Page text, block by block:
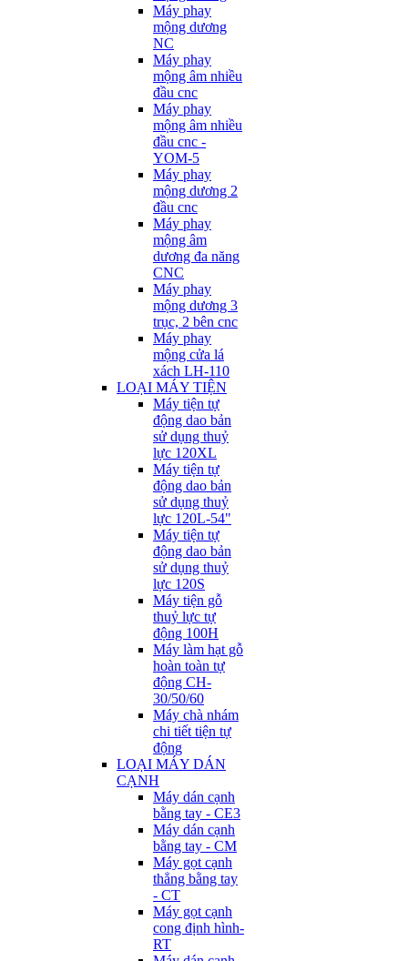
Máy phay
mộng dương
NC
Máy phay
mộng âm nhiều
đầu cnc
Máy phay
mộng âm nhiều
đầu cnc -
YOM-5
Máy phay
mộng dương 2
đầu cnc
Máy phay
mộng âm
dương đa năng
CNC
Máy phay
mộng dương 3
trục, 2 bên cnc
Máy phay
mộng cửa lá
xách LH-110
LOẠI MÁY TIỆN
Máy tiện tự
động dao bản
sử dụng thuỷ
lực 120XL
Máy tiện tự
động dao bản
sử dụng thuỷ
lực 120L-54"
Máy tiện tự
động dao bản
sử dụng thuỷ
lực 120S
Máy tiện gỗ
thuỷ lực tự
động 100H
Máy làm hạt gỗ
hoàn toàn tự
động CH-
30/50/60
Máy chà nhám
chi tiết tiện tự
động
LOẠI MÁY DÁN
CẠNH
Máy dán cạnh
bằng tay - CE3
Máy dán cạnh
bằng tay - CM
Máy gọt cạnh
thẳng bằng tay
- CT
Máy gọt cạnh
cong định hình-
RT